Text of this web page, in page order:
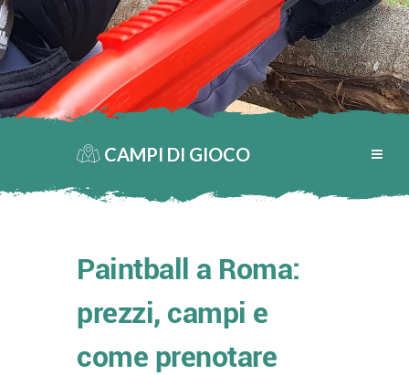
CAMPI DI GIOCO
Paintball a Roma:
prezzi, campi e
come prenotare